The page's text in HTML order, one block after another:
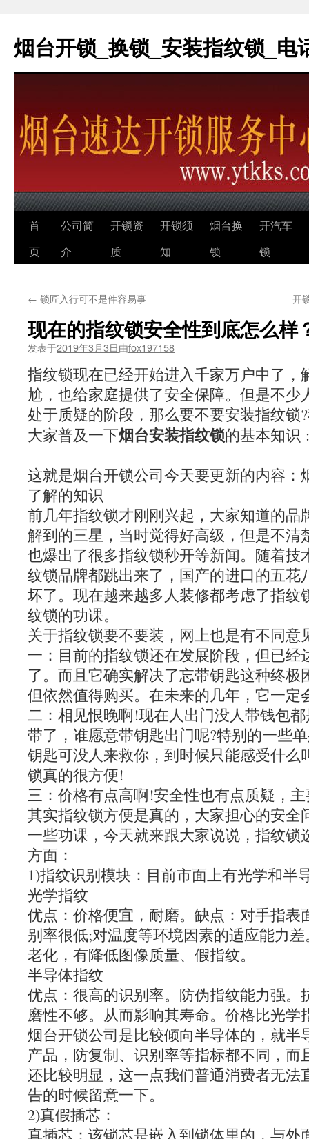
烟台开锁_换锁_安装指纹锁_电
跳
至
文
首
页
公司简
介
开锁资
质
开锁须
知
烟台换
锁
开汽车
锁
← 锁匠入行可不是件容易事 开
现在的指纹锁安全性到底怎么样
发表于2019年3月3日由fox197158
指纹锁现在已经开始进入千家万户中了，
尬，也给家庭提供了安全保障。但是不少
处于质疑的阶段，那么要不要安装指纹锁
大家普及一下烟台安装指纹锁的
这就是烟台开锁公司今天要更新的内容：
了解的知识
前几年指纹锁才刚刚兴起，大家知道的品
解到的三星，当时觉得好高级，但是不清
也爆出了很多指纹锁秒开等新闻。随着技
纹锁品牌都跳出来了，国产的进口的五花
坏了。现在越来越多人装修都考虑了指纹
纹锁的功课。
关于指纹锁要不要装，网上也是有不同意
一：目前的指纹锁还在发展阶段，但已经
了。而且它确实解决了忘带钥匙这种终极
但依然值得购买。在未来的几年，它一定
二：相见恨晚啊!现在人出门没人带钱包
带了，谁愿意带钥匙出门呢?特别的一些
钥匙可没人来救你，到时候只能感受什么
锁真的很方便!
三：价格有点高啊!安全性也有点质疑，
其实指纹锁方便是真的，大家担心的安全
一些功课，今天就来跟大家说说，指纹锁
方面：
1)指纹识别模块：目前市面上有光学和半
光学指纹
优点：价格便宜，耐磨。缺点：对手指表
别率很低;对温度等环境因素的适应能力
老化，有降低图像质量、假指纹。
半导体指纹
优点：很高的识别率。防伪指纹能力强。
磨性不够。从而影响其寿命。价格比光学
烟台开锁公司是比较倾向半导体的，就半
产品，防复制、识别率等指标都不同，而
还比较明显，这一点我们普通消费者无法
告的时候留意一下。
2)真假插芯：
真插芯：该锁芯是嵌入到锁体里的，与外